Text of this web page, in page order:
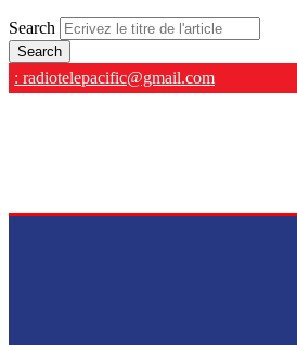
Search
: radiotelepacific@gmail.com